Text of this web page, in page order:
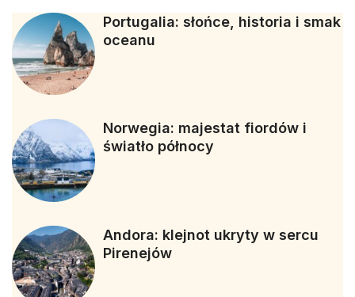
Portugalia: słońce, historia i smak
oceanu
Norwegia: majestat fiordów i
światło północy
Andora: klejnot ukryty w sercu
Pirenejów